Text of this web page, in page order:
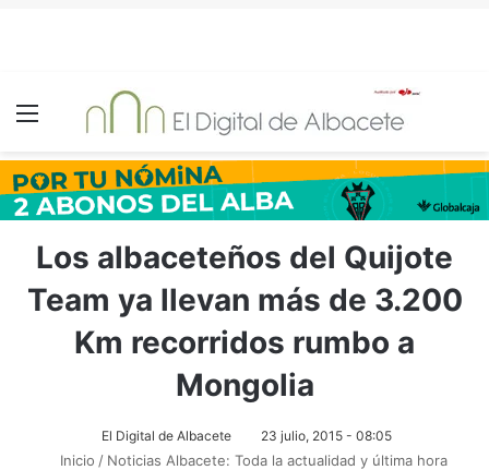
Los albaceteños del Quijote
Team ya llevan más de 3.200
Km recorridos rumbo a
Mongolia
El Digital de Albacete 23 julio, 2015 - 08:05
Inicio / Noticias Albacete: Toda la actualidad y última hora